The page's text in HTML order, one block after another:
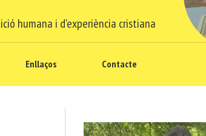
humana i d'experiència cristiana
Enllaços Contacte